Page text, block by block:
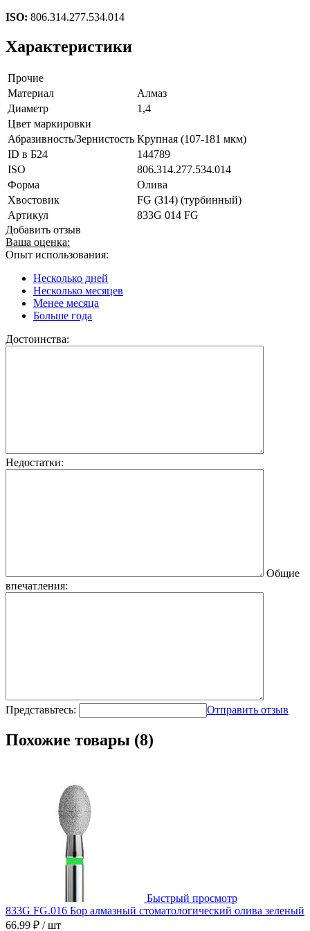
ISO: 806.314.277.534.014
Характеристики
Прочие
Материал
Алмаз
Диаметр
1,4
Цвет маркировки
Абразивность/Зернистость Крупная (107-181 мкм)
ID в Б24
144789
ISO
806.314.277.534.014
Форма
Олива
Хвостовик
FG (314) (турбинный)
Артикул
833G 014 FG
Добавить отзыв
Ваша оценка:
Опыт использования:
Несколько дней
Несколько месяцев
Менее месяца
Больше года
Достоинства:
Недостатки:
Общие
впечатления:
Представьтесь: Отправить отзыв
Похожие товары (8)
Быстрый просмотр
833G FG.016 Бор алмазный стоматологический олива зеленый
66.99 ₽ / шт